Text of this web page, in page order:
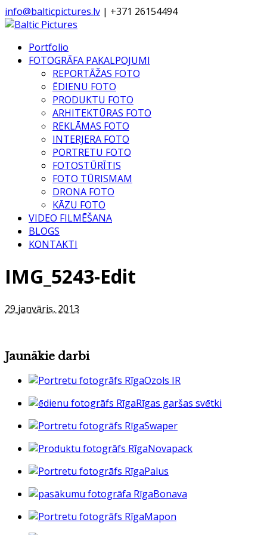
info@balticpictures.lv | +371 26154494
Portfolio
FOTOGRĀFA PAKALPOJUMI
REPORTĀŽAS FOTO
ĒDIENU FOTO
PRODUKTU FOTO
ARHITEKTŪRAS FOTO
REKLĀMAS FOTO
INTERJERA FOTO
PORTRETU FOTO
FOTOSTŪRĪTIS
FOTO TŪRISMAM
DRONA FOTO
KĀZU FOTO
VIDEO FILMĒŠANA
BLOGS
KONTAKTI
IMG_5243-Edit
29 janvāris, 2013
Jaunākie darbi
Ozols IR
Rīgas garšas svētki
Swaper
Novapack
Palus
Bonava
Mapon